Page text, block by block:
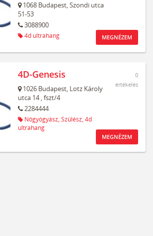
1068 Budapest,Szondi utca
51-53
3088900
4d ultrahang MEGNÉZEM
4D-Genesis
1026 Budapest, Lotz Károly
utca 14, fszt/4
2284444
Nőgyógyász, Szülész, 4d
ultrahang
0
értékelés
MEGNÉZEM